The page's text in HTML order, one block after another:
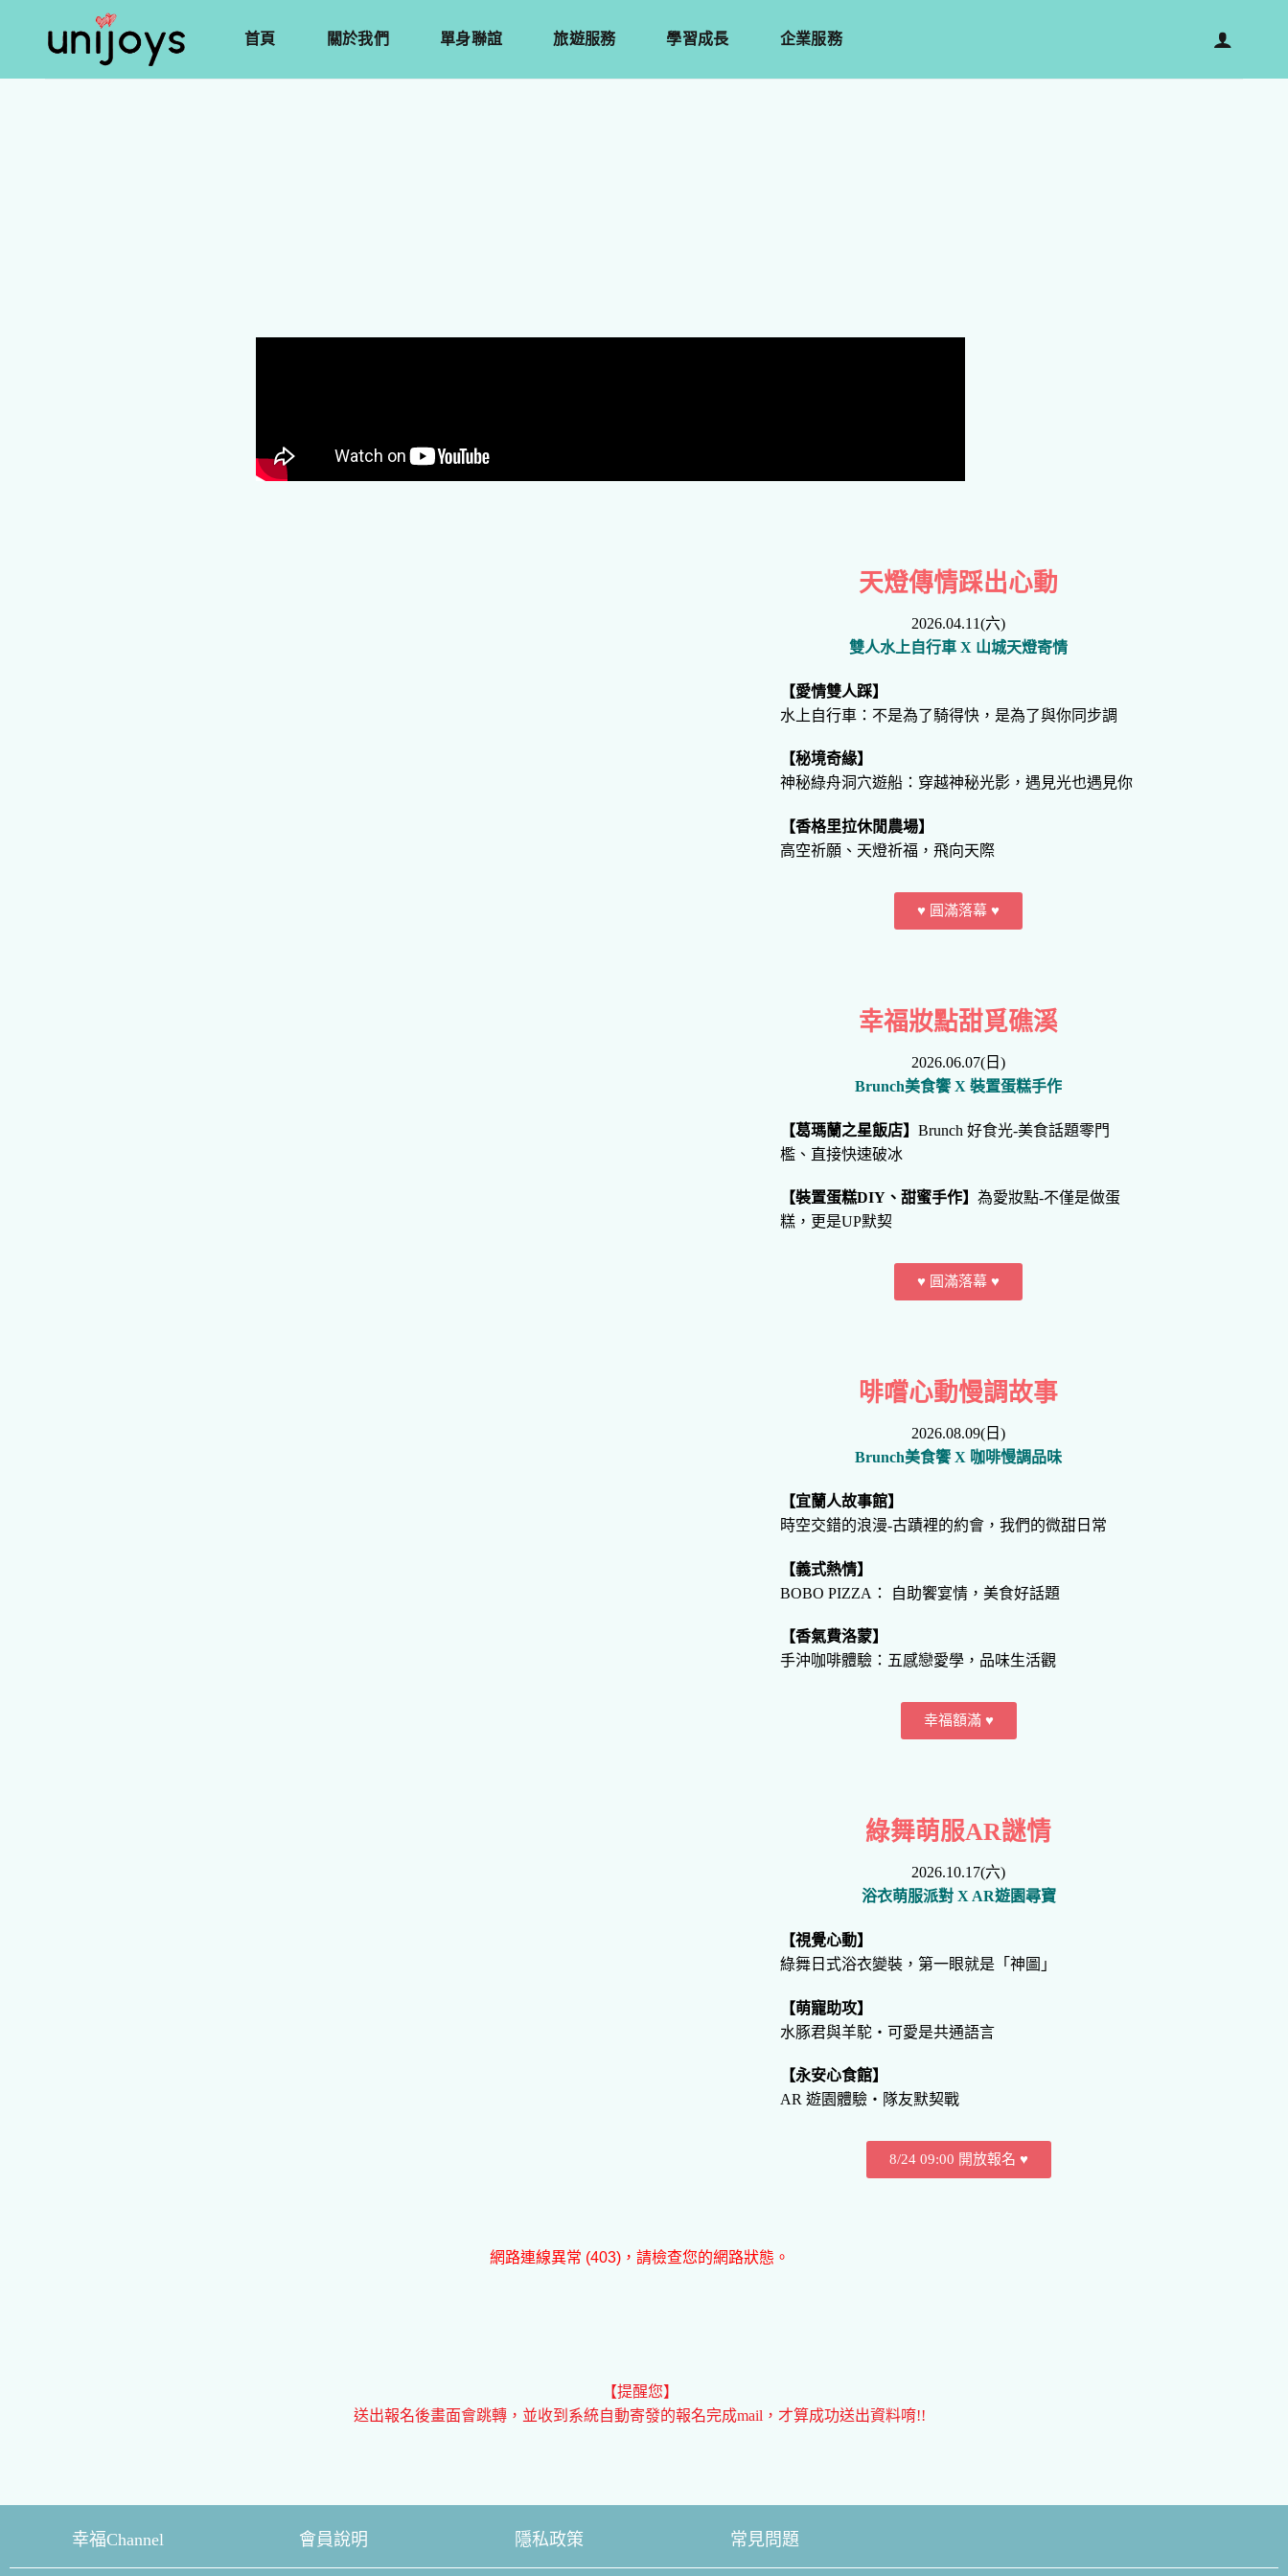
首頁 關於我們 單身聯誼 旅遊服務 學習成長 企業服務
天燈傳情踩出心動
2026.04.11(六)
雙人水上自行車 X 山城天燈寄情
【愛情雙人踩】
水上自行車：不是為了騎得快，是為了與你同步調
【秘境奇緣】
神秘綠舟洞穴遊船：穿越神秘光影，遇見光也遇見你
【香格里拉休閒農場】
高空祈願、天燈祈福，飛向天際
♥ 圓滿落幕 ♥
幸福妝點甜覓礁溪
2026.06.07(日)
Brunch美食饗 X 裝置蛋糕手作
【葛瑪蘭之星飯店】Brunch 好食光-美食話題零門
檻、直接快速破冰
【裝置蛋糕DIY、甜蜜手作】為愛妝點-不僅是做蛋
糕，更是UP默契
♥ 圓滿落幕 ♥
啡嚐心動慢調故事
2026.08.09(日)
Brunch美食饗 X 咖啡慢調品味
【宜蘭人故事館】
時空交錯的浪漫-古蹟裡的約會，我們的微甜日常
【義式熱情】
BOBO PIZZA： 自助饗宴情，美食好話題
【香氣費洛蒙】
手沖咖啡體驗：五感戀愛學，品味生活觀
幸福額滿 ♥
綠舞萌服AR謎情
2026.10.17(六)
浴衣萌服派對 X AR遊園尋寶
【視覺心動】
綠舞日式浴衣變裝，第一眼就是「神圖」
【萌寵助攻】
水豚君與羊駝・可愛是共通語言
【永安心食館】
AR 遊園體驗・隊友默契戰
8/24 09:00 開放報名 ♥
網路連線異常 (403)，請檢查您的網路狀態。
【提醒您】
送出報名後畫面會跳轉，並收到系統自動寄發的報名完成mail，才算成功送出資料唷!!
幸福Channel 會員說明 隱私政策 常見問題